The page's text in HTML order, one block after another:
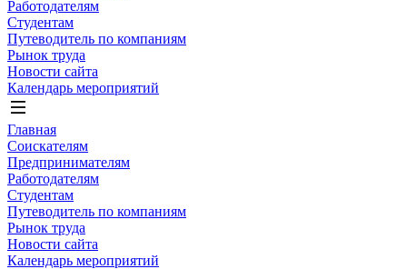
Работодателям
Студентам
Путеводитель по компаниям
Рынок труда
Новости сайта
Календарь мероприятий
Главная
Соискателям
Предпринимателям
Работодателям
Студентам
Путеводитель по компаниям
Рынок труда
Новости сайта
Календарь мероприятий